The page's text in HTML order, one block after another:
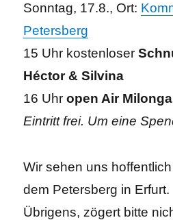
Sonntag, 17.8., Ort:
Petersberg
15 Uhr kostenloser
Héctor & Silvina
16 Uhropen Air
Eintritt frei. Um eine
Wir sehen uns
dem Petersberg in Erfurt.
Übrigens, zögert bitte